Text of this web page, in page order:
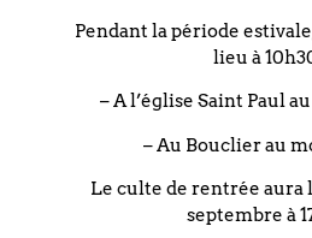
Une des richesses du judaïsme
sur la précarité de la vie et la
faisant l’expérience de la cabane.
Cela nous rappelle qu’en
évoque à la fois notre
Pendant la période
lieu à
– A l’église Saint Paul
– Au Bouclier au
Le culte de rentrée aura
septembre à